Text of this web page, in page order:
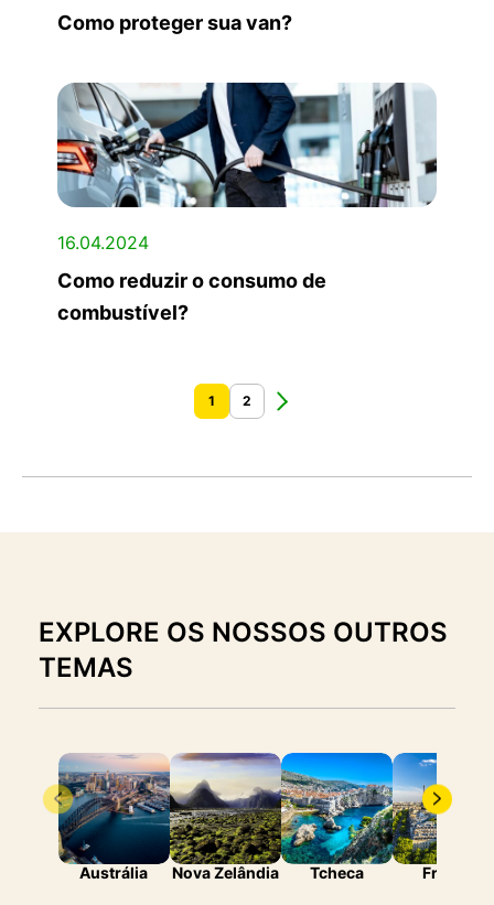
Como proteger sua van?
16.04.2024
Como reduzir o consumo de
combustível?
1 2
EXPLORE OS NOSSOS OUTROS
TEMAS
Austrália Nova Zelândia Tcheca França